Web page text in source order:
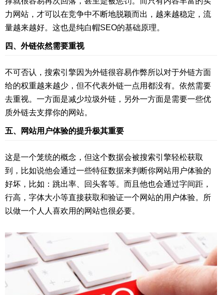
力网站，才可以在竞争中不断地脱颖而出，越来越稳定，流
量越来越好。这也是纯白帽SEO的基础原理。
四、外链依然需要重视
不可否认，搜索引擎因为外链很容易作弊所以对于外链方面
给的权重越来越少，但不代表外链一点用都没有。依然需要
去重视。一方面是减少垃圾外链，另外一方面是需要一些优
质外链去支撑你的网站。
五、网站用户体验的提升极其重要
这是一个笼统的概念，但这个数据会被搜索引擎轻松获取
到，比如说他会通过一些特征数据来判断你网站用户体验的
好坏，比如：跳出率、回头客等。而且他也会通过字间距，
行高，字体大小等直接获取和验证一个网站的用户体验。所
以做一个人人喜欢用的网站也很必要。